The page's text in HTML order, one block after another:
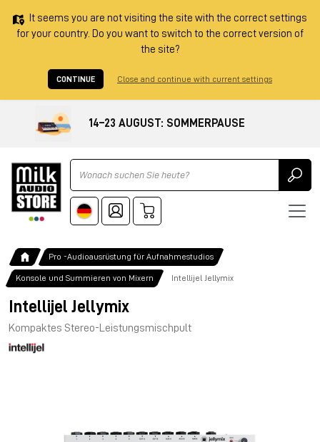
It seems you are not visiting the site with the correct settings
for your country. Do you want to switch to the correct version of
the site?
CONTINUE Close and continue with current settings
14–23 AUGUST: SOMMERPAUSE
Ricerca
Pro -Audioausrüstung für Aufnahmestudios
Konsole und Summieren von Mixern Intellijel Jellymix
Intellijel Jellymix
Kompaktes Stereo-Leistungsmischpult